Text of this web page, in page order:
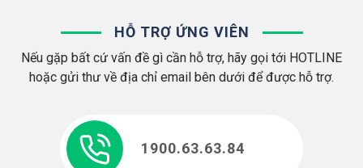
HỖ TRỢ ỨNG VIÊN
Nếu gặp bất cứ vấn đề gì cần hỗ trợ, hãy gọi tới HOTLINE
hoặc gửi thư về địa chỉ email bên dưới để được hỗ trợ.
1900.63.63.84